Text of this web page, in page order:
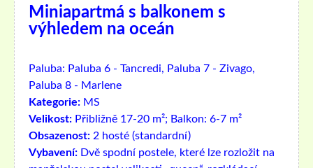
Miniapartmá s balkonem s
výhledem na oceán
Paluba: Paluba 6 - Tancredi, Paluba 7 - Zivago,
Paluba 8 - Marlene
Kategorie: MS
Velikost: Přibližně 17-20 m²; Balkon: 6-7 m²
Obsazenost: 2 hosté (standardní)
Vybavení: Dvě spodní postele, které lze rozložit na